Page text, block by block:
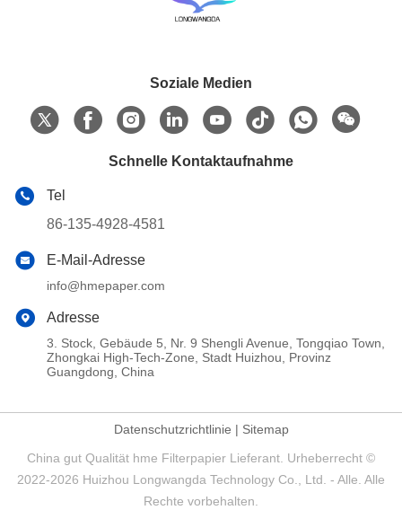
Soziale Medien
Schnelle Kontaktaufnahme
Tel
86-135-4928-4581
E-Mail-Adresse
info@hmepaper.com
Adresse
3. Stock, Gebäude 5, Nr. 9 Shengli Avenue, Tongqiao Town,
Zhongkai High-Tech-Zone, Stadt Huizhou, Provinz
Guangdong, China
Datenschutzrichtlinie | Sitemap
China gut Qualität hme Filterpapier Lieferant. Urheberrecht ©
2022-2026 Huizhou Longwangda Technology Co., Ltd. - Alle. Alle
Rechte vorbehalten.